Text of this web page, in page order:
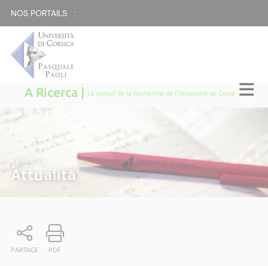
NOS PORTAILS :
A Ricerca | Le portail de la Recherche de l'Université de Corse
A RICERCA
Attualità
PARTAGE PDF